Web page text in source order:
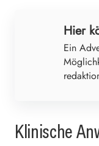
Hier
Ein
Klinische